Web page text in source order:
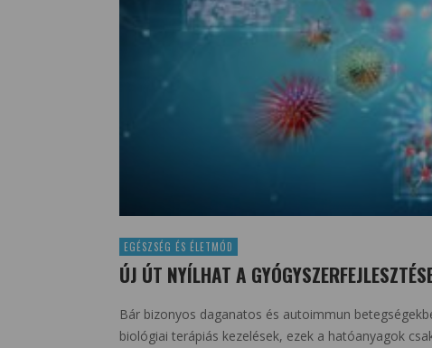
EGÉSZSÉG ÉS ÉLETMÓD
ÚJ ÚT NYÍLHAT A
Bár bizonyos daganatos és autoimmun
biológiai terápiás kezelések, ezek a hatóanyagok